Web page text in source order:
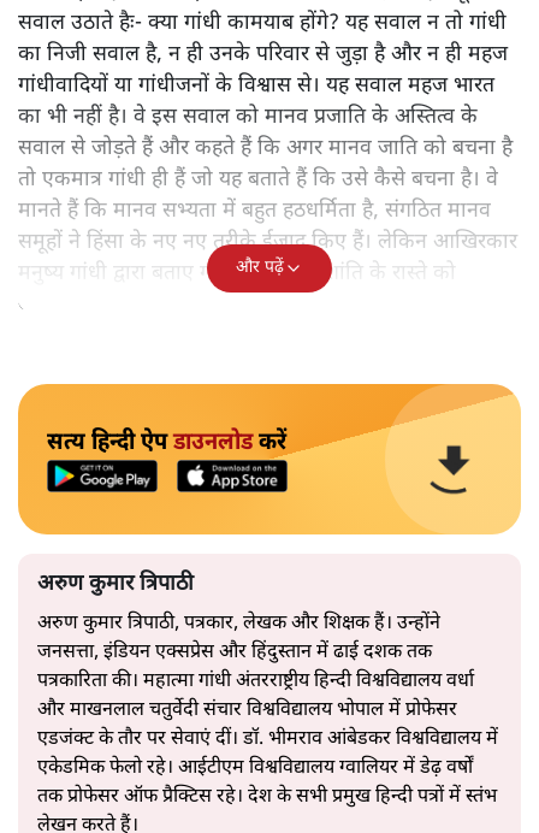
सवाल उठाते हैः- क्या गांधी कामयाब होंगे? यह सवाल न तो गांधी
का निजी सवाल है, न ही उनके परिवार से जुड़ा है और न ही महज
गांधीवादियों या गांधीजनों के विश्वास से। यह सवाल महज भारत
का भी नहीं है। वे इस सवाल को मानव प्रजाति के अस्तित्व के
सवाल से जोड़ते हैं और कहते हैं कि अगर मानव जाति को बचना है
तो एकमात्र गांधी ही हैं जो यह बताते हैं कि उसे कैसे बचना है। वे
मानते हैं कि मानव सभ्यता में बहुत हठधर्मिता है, संगठित मानव
समूहों ने हिंसा के नए नए तरीके ईजाद किए हैं। लेकिन आखिरकार
मनुष्य गांधी द्वारा बताए गए अहिंसा और शांति के रास्ते को
अपनाएगा।
और पढ़ें
सत्य हिन्दी ऐपडाउनलोडकरें
अरुण कुमार त्रिपाठी
अरुण कुमार त्रिपाठी, पत्रकार, लेखक और शिक्षक हैं। उन्होंने
जनसत्ता, इंडियन एक्सप्रेस और हिंदुस्तान में ढाई दशक तक
पत्रकारिता की। महात्मा गांधी अंतरराष्ट्रीय हिन्दी विश्वविद्यालय वर्धा
और माखनलाल चतुर्वेदी संचार विश्वविद्यालय भोपाल में प्रोफेसर
एडजंक्ट के तौर पर सेवाएं दीं। डॉ. भीमराव आंबेडकर विश्वविद्यालय में
एकेडमिक फेलो रहे। आईटीएम विश्वविद्यालय ग्वालियर में डेढ़ वर्षों
तक प्रोफेसर ऑफ प्रैक्टिस रहे। देश के सभी प्रमुख हिन्दी पत्रों में स्तंभ
लेखन करते हैं।